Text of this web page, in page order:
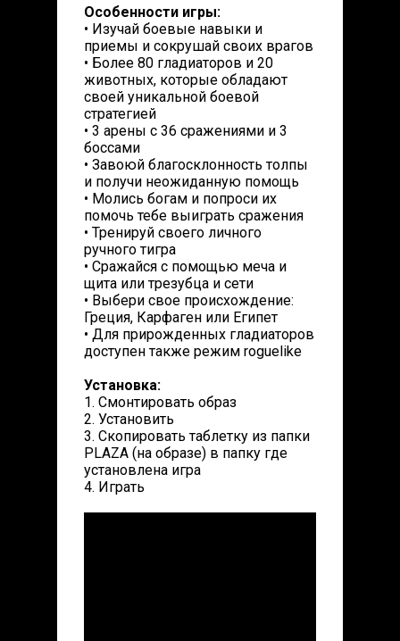
Особенности игры:
• Изучай боевые навыки и
приемы и сокрушай своих врагов
• Более 80 гладиаторов и 20
животных, которые обладают
своей уникальной боевой
стратегией
• 3 арены с 36 сражениями и 3
боссами
• Завоюй благосклонность толпы
и получи неожиданную помощь
• Молись богам и попроси их
помочь тебе выиграть сражения
• Тренируй своего личного
ручного тигра
• Сражайся с помощью меча и
щита или трезубца и сети
• Выбери свое происхождение:
Греция, Карфаген или Египет
• Для прирожденных гладиаторов
доступен также режим roguelike
Установка:
1. Смонтировать образ
2. Установить
3. Скопировать таблетку из папки
PLAZA (на образе) в папку где
установлена игра
4. Играть